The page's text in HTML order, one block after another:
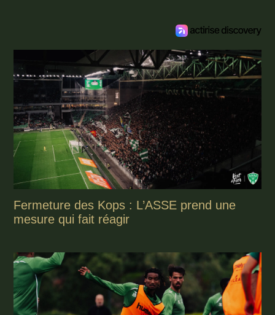
Fermeture des Kops : L’ASSE prend une
mesure qui fait réagir